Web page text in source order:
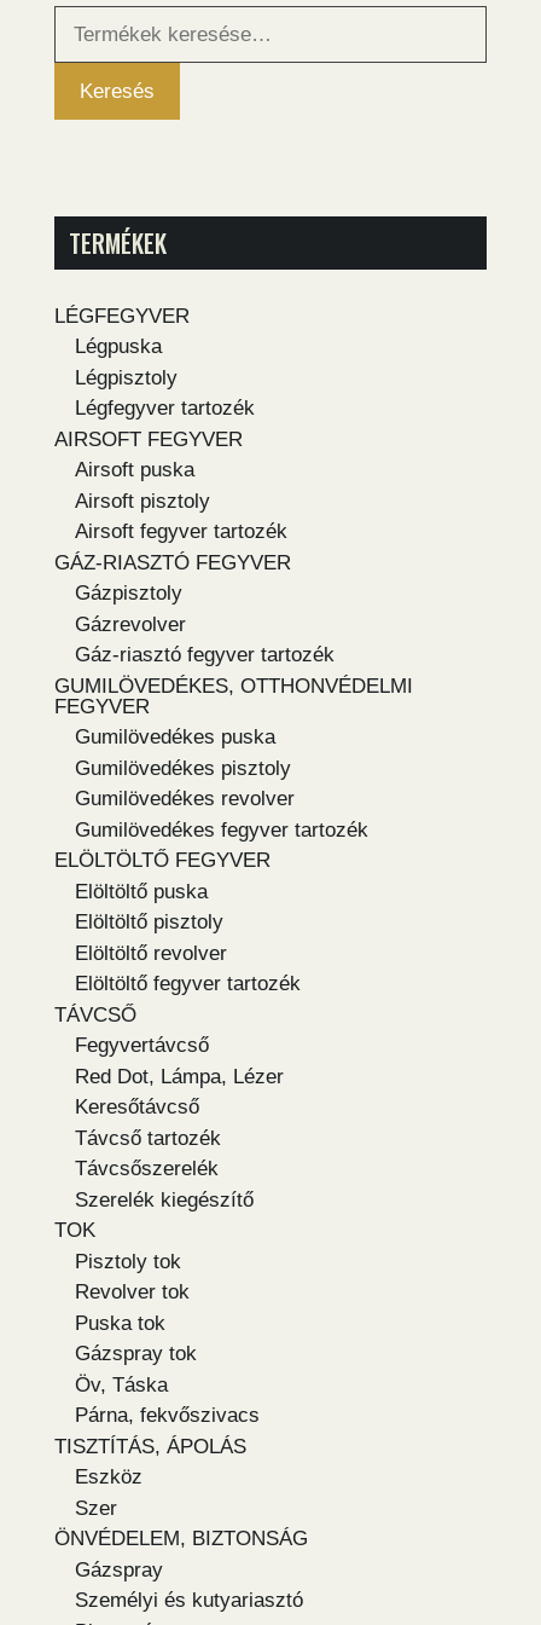
Keresés
Keresés
TERMÉKEK
LÉGFEGYVER
Légpuska
Légpisztoly
Légfegyver tartozék
AIRSOFT FEGYVER
Airsoft puska
Airsoft pisztoly
Airsoft fegyver tartozék
GÁZ-RIASZTÓ FEGYVER
Gázpisztoly
Gázrevolver
Gáz-riasztó fegyver tartozék
GUMILÖVEDÉKES, OTTHONVÉDELMI
FEGYVER
Gumilövedékes puska
Gumilövedékes pisztoly
Gumilövedékes revolver
Gumilövedékes fegyver tartozék
ELÖLTÖLTŐ FEGYVER
Elöltöltő puska
Elöltöltő pisztoly
Elöltöltő revolver
Elöltöltő fegyver tartozék
TÁVCSŐ
Fegyvertávcső
Red Dot, Lámpa, Lézer
Keresőtávcső
Távcső tartozék
Távcsőszerelék
Szerelék kiegészítő
TOK
Pisztoly tok
Revolver tok
Puska tok
Gázspray tok
Öv, Táska
Párna, fekvőszivacs
TISZTÍTÁS, ÁPOLÁS
Eszköz
Szer
ÖNVÉDELEM, BIZTONSÁG
Gázspray
Személyi és kutyariasztó